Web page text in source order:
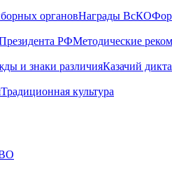
органовНаграды ВсКО
РФМетодические
и знаки различияКазачий
Традиционная культура